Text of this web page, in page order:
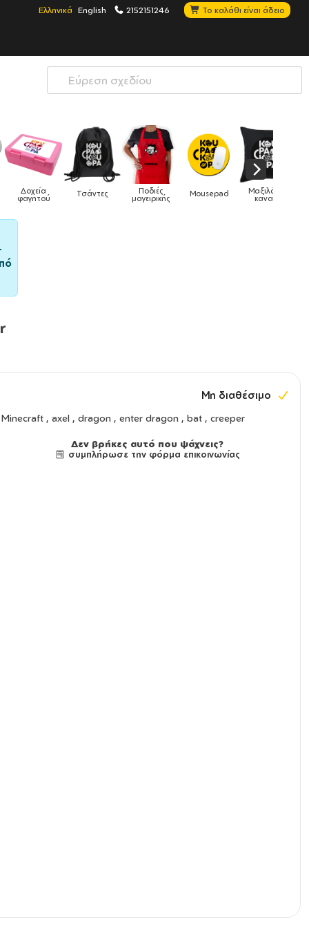
Ελληνικά English 2152151246 Το καλάθι είναι άδειο
Mousepad Μαξιλάρια
καναπέ Phone Holders Ρολόγια Βρεφικά
Μη διαθέσιμο
Minecraft , axel , dragon , enter dragon , bat , creeper
Δεν βρήκες αυτό που ψάχνεις?
συμπλήρωσε την φόρμα επικοινωνίας